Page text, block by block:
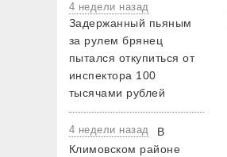
4 недели назад
Задержанный пьяным
за рулем брянец
пытался откупиться от
инспектора 100
тысячами рублей
4 недели назад
В
Климовском районе